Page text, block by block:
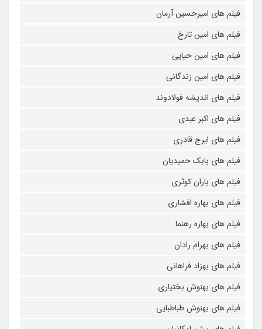
فیلم های امیرحسین آرمان
فیلم های امین تارخ
فیلم های امین حیایی
فیلم های امین زندگانی
فیلم های اندیشه فولادوند
فیلم های اکبر عبدی
فیلم های ایرج قادری
فیلم های بابک حمیدیان
فیلم های باران کوثری
فیلم های بهاره افشاری
فیلم های بهاره رهنما
فیلم های بهرام رادان
فیلم های بهزاد فراهانی
فیلم های بهنوش بختیاری
فیلم های بهنوش طباطبایی